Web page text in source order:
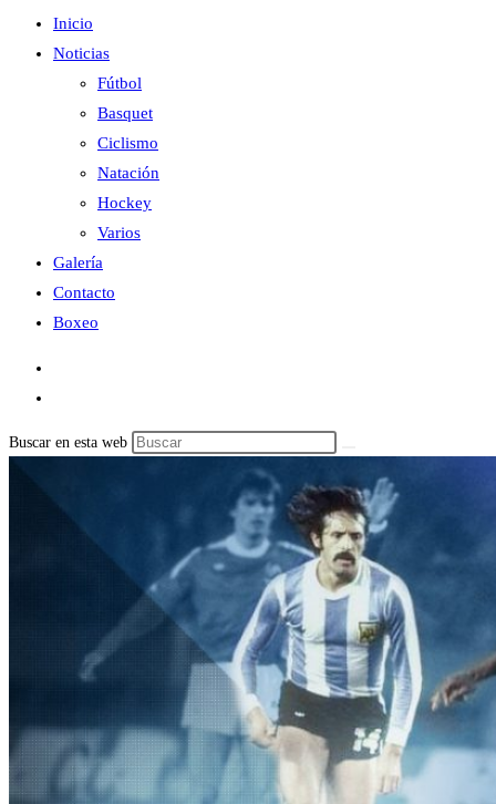
Inicio
Noticias
Fútbol
Basquet
Ciclismo
Natación
Hockey
Varios
Galería
Contacto
Boxeo
Buscar en esta web